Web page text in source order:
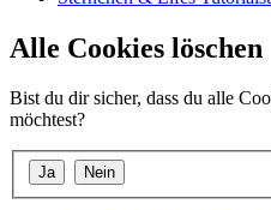
Alle Cookies löschen
Bist du dir sicher, dass du alle
möchtest?